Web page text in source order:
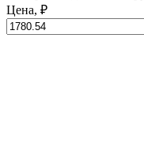
Цена, ₽